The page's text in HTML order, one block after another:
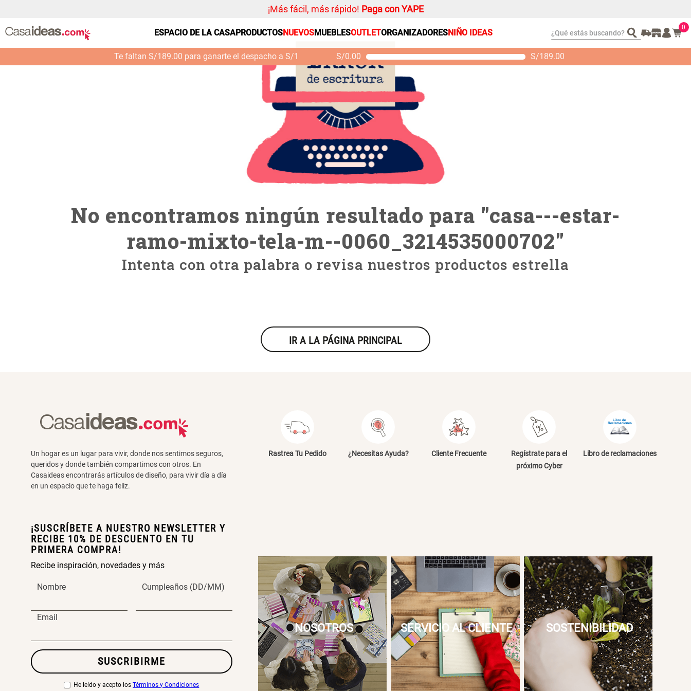
¡Más fácil, más rápido! Paga con YAPE
ESPACIO DE LA CASAPRODUCTOSNUEVOSMUEBLESOUTLETORGANIZADORESNIÑO IDEAS ¿Qué estás buscando? 0
Te faltan S/189.00 para ganarte el despacho a S/1 S/0.00 S/189.00
No encontramos ningún resultado para "casa---estar-
ramo-mixto-tela-m--0060_3214535000702"
Intenta con otra palabra o revisa nuestros productos estrella
IR A LA PÁGINA PRINCIPAL
Un hogar es un lugar para vivir, donde nos sentimos seguros,
queridos y donde también compartimos con otros. En
Casaideas encontrarás artículos de diseño, para vivir día a día
en un espacio que te haga feliz.
¡SUSCRÍBETE A NUESTRO NEWSLETTER Y
RECIBE 10% DE DESCUENTO EN TU
PRIMERA COMPRA!
Recibe inspiración, novedades y más
Nombre Cumpleaños (DD/MM)
Email
SUSCRIBIRME
He leído y acepto los Términos y Condiciones
Rastrea Tu Pedido ¿Necesitas Ayuda? Cliente Frecuente
Regístrate para el
próximo Cyber
Libro de reclamaciones
NOSOTROS SERVICIO AL CLIENTE SOSTENIBILIDAD
Mueble MDF y Madera
Bambú Inodoro con
Puerta 65x28x171 cm
S/ 349.00S/ 261.00
Organizador
Cojin
Alfombra
Niños
Almohada
Mantel
Sabanas
Platos
Individuales